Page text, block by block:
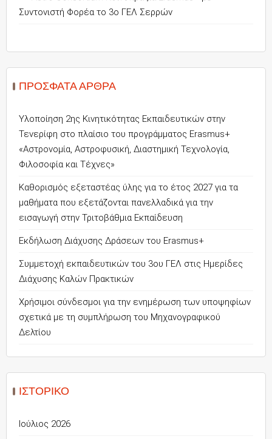
Συντονιστή Φορέα το 3ο ΓΕΛ Σερρών
ΠΡΌΣΦΑΤΑ ΆΡΘΡΑ
Υλοποίηση 2ης Κινητικότητας Εκπαιδευτικών στην
Τενερίφη στο πλαίσιο του προγράμματος Erasmus+
«Αστρονομία, Αστροφυσική, Διαστημική Τεχνολογία,
Φιλοσοφία και Τέχνες»
Καθορισμός εξεταστέας ύλης για το έτος 2027 για τα
μαθήματα που εξετάζονται πανελλαδικά για την
εισαγωγή στην Τριτοβάθμια Εκπαίδευση
Εκδήλωση Διάχυσης Δράσεων του Erasmus+
Συμμετοχή εκπαιδευτικών του 3ου ΓΕΛ στις Ημερίδες
Διάχυσης Καλών Πρακτικών
Χρήσιμοι σύνδεσμοι για την ενημέρωση των υποψηφίων
σχετικά με τη συμπλήρωση του Μηχανογραφικού
Δελτίου
ΙΣΤΟΡΙΚΌ
Ιούλιος 2026